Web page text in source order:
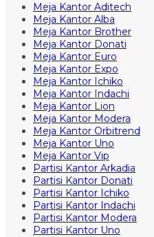
Meja Kantor Aditech
Meja Kantor Alba
Meja Kantor Brother
Meja Kantor Donati
Meja Kantor Euro
Meja Kantor Expo
Meja Kantor Ichiko
Meja Kantor Indachi
Meja Kantor Lion
Meja Kantor Modera
Meja Kantor Orbitrend
Meja Kantor Uno
Meja Kantor Vip
Partisi Kantor Arkadia
Partisi Kantor Donati
Partisi Kantor Ichiko
Partisi Kantor Indachi
Partisi Kantor Modera
Partisi Kantor Uno